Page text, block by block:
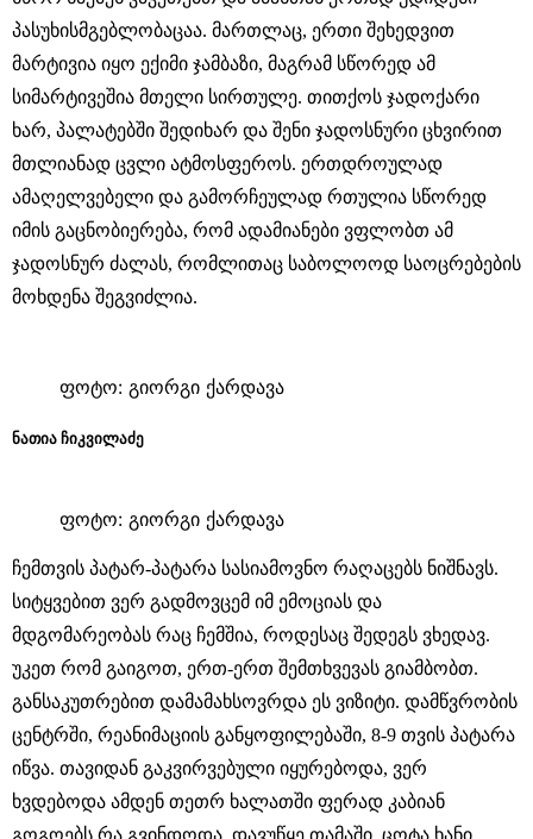
პასუხისმგებლობაცაა. მართლაც, ერთი შეხედვით
მარტივია იყო ექიმი ჯამბაზი, მაგრამ სწორედ ამ
სიმარტივეშია მთელი სირთულე. თითქოს ჯადოქარი
ხარ, პალატებში შედიხარ და შენი ჯადოსნური ცხვირით
მთლიანად ცვლი ატმოსფეროს. ერთდროულად
ამაღელვებელი და გამორჩეულად რთულია სწორედ
იმის გაცნობიერება, რომ ადამიანები ვფლობთ ამ
ჯადოსნურ ძალას, რომლითაც საბოლოოდ საოცრებების
მოხდენა შეგვიძლია.
ფოტო: გიორგი ქარდავა
ნათია ჩიკვილაძე
ფოტო: გიორგი ქარდავა
ჩემთვის პატარ-პატარა სასიამოვნო რაღაცებს ნიშნავს.
სიტყვებით ვერ გადმოვცემ იმ ემოციას და
მდგომარეობას რაც ჩემშია, როდესაც შედეგს ვხედავ.
უკეთ რომ გაიგოთ, ერთ-ერთ შემთხვევას გიამბობთ.
განსაკუთრებით დამამახსოვრდა ეს ვიზიტი. დამწვრობის
ცენტრში, რეანიმაციის განყოფილებაში, 8-9 თვის პატარა
იწვა. თავიდან გაკვირვებული იყურებოდა, ვერ
ხვდებოდა ამდენ თეთრ ხალათში ფერად კაბიან